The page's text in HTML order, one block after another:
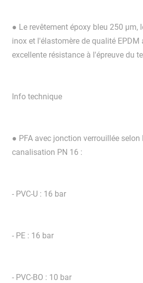
● Le revêtement époxy bleu 250 μm,
inox et l'élastomère de qualité EPDM
excellente résistance à l'épreuve du
Info technique
● PFA avec jonction verrouillée selon
canalisation PN 16 :
- PVC-U : 16 bar
- PE : 16 bar
- PVC-BO : 10 bar